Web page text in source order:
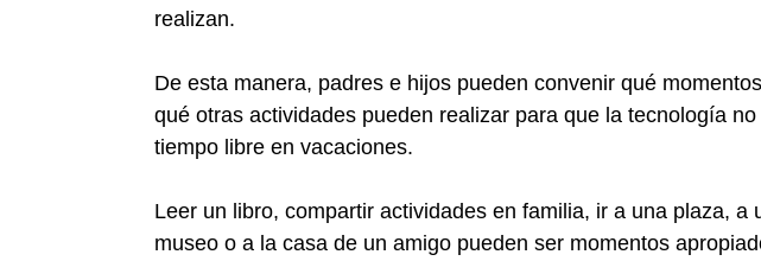
realizan.
De esta manera, padres e hijos pueden convenir qué
qué otras actividades pueden realizar para que la tecnología
tiempo libre en vacaciones.
Leer un libro, compartir actividades en familia, ir a una plaza, a
museo o a la casa de un amigo pueden ser momentos